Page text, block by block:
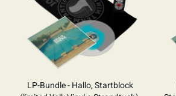
LP-Bundle - Hallo, Startblock